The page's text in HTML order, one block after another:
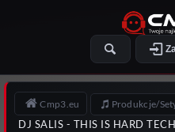
Cmp3.eu Produkcje/
DJ SALIS - THIS IS HARD